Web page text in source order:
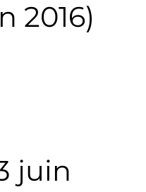
2016)
juin